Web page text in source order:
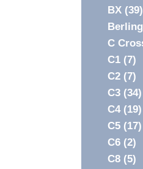
BX (39)
C
C1 (7)
C2 (7)
C3 (34)
C4 (19)
C5 (17)
C6 (2)
C8 (5)